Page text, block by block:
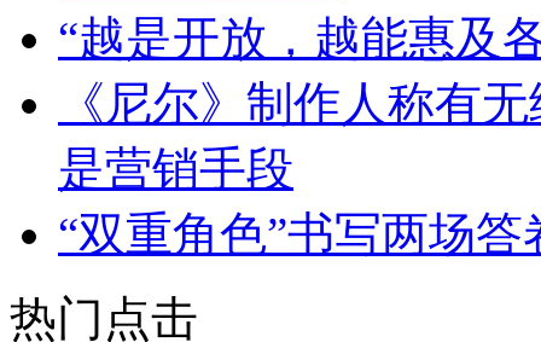
“越是开放，越能惠及
《尼尔》制作人称有
是营销手段
“双重角色”书写两场
热门点击